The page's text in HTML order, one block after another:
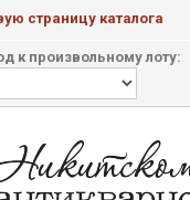
страницу каталога
к произвольному лоту: